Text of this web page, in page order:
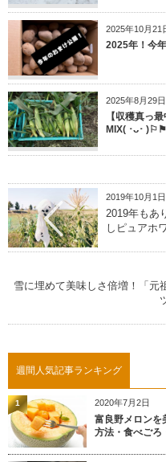
2025年10月21
2025年！今
2025年8月29日
【収穫真っ
MIX( ･ᴗ･ )⚐⚑
2019年10月1日
2019年もあ
しピュアホ
雪に埋めて美味しさ倍増！「元
週間人気記事ランキング
2020年7月2日
富良野メロンを
方法・食べごろ
1